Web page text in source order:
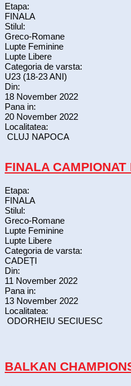
Etapa:
FINALA
Stilul:
Greco-Romane
Lupte Feminine
Lupte Libere
Categoria de varsta:
U23 (18-23 ANI)
Din:
18 November 2022
Pana in:
20 November 2022
Localitatea:
CLUJ NAPOCA
FINALA
Etapa:
FINALA
Stilul:
Greco-Romane
Lupte Feminine
Lupte Libere
Categoria de varsta:
CADEȚI
Din:
11 November 2022
Pana in:
13 November 2022
Localitatea:
ODORHEIU SECIUESC
BALKAN